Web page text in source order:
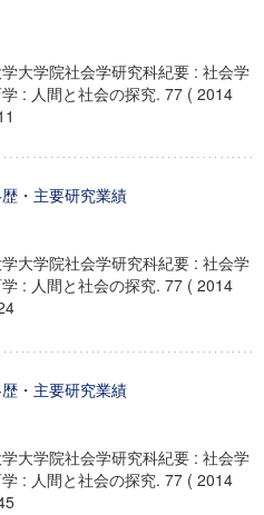
大学院社会学研究科紀要 : 社会学
: 人間と社会の探究. 77 ( 2014
・主要研究業績
大学院社会学研究科紀要 : 社会学
: 人間と社会の探究. 77 ( 2014
・主要研究業績
大学院社会学研究科紀要 : 社会学
: 人間と社会の探究. 77 ( 2014